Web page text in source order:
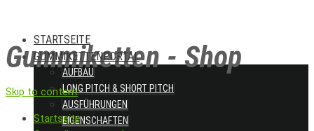
Gummiketten - Shop
STARTSEITE
GUMMIKETTENPORTAL
AUFBAU
LONG PITCH & SHORT PITCH
AUSFÜHRUNGEN
EIGENSCHAFTEN
Skip to content
Startseite